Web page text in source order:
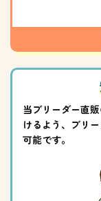
当ブリーダー直
けるよう、ブリ
可能です。